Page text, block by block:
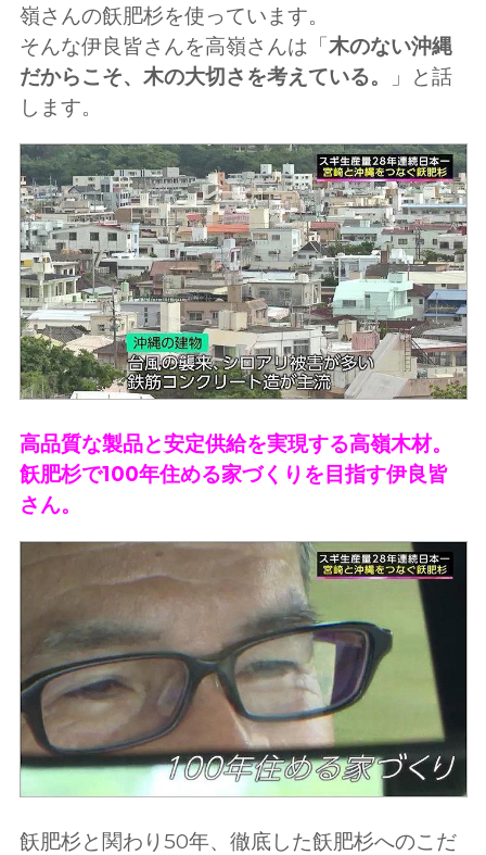
嶺さんの飫肥杉を使っています。
そんな伊良皆さんを高嶺さんは「木のない沖縄
だからこそ、木の大切さを考えている。
」と話
します。
高品質な製品と安定供給を実現する高嶺木材。
飫肥杉で100年住める家づくりを目指す伊良皆
さん。
飫肥杉と関わり50年、徹底した飫肥杉へのこだ